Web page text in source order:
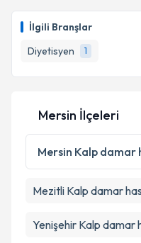
İlgili Branşlar
Diyetisyen
1
takvim
E-posta Adresiniz
Kişisel
Metni
'ni
kapsamda
Mersin İlçeleri
Mersin Kalp damar
Mezitli Kalp damar
Yenişehir Kalp damar